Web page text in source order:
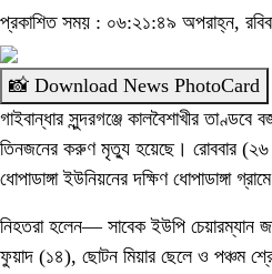
প্রকাশিত সময় : ০৬:২১:৪৯ অপরাহ্ন,
📸 Download News PhotoCard
গাইবান্ধার সুন্দরগঞ্জে কালবৈশাখীর তাণ্ডবে
তিনজনের করুণ মৃত্যু হয়েছে। রোববার (২৬
ধোপাডাঙ্গা ইউনিয়নের দক্ষিণ ধোপাডাঙ্গা
নিহতরা হলেন— সাবেক ইউপি চেয়ারম্যান
ফুয়াদ (১৪), ছোটন মিয়ার ছেলে ও পঞ্চম